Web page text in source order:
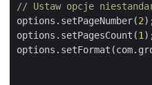
// Ustaw opcje
options.setPageNumber(2
options.setPagesCount(1